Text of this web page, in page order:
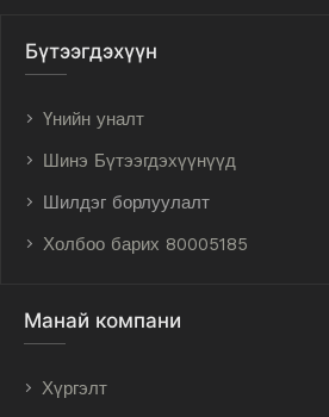
Бүтээгдэхүүн
Үнийн уналт
Шинэ Бүтээгдэхүүнүүд
Шилдэг борлуулалт
Холбоо барих 80005185
Манай компани
Хүргэлт